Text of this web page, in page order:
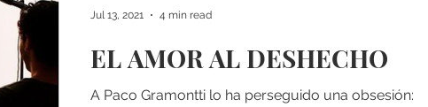
EL AMOR AL DESHECHO
A Paco Gramontti lo ha perseguido una obsesión:
Jul 13, 2021 4 min read